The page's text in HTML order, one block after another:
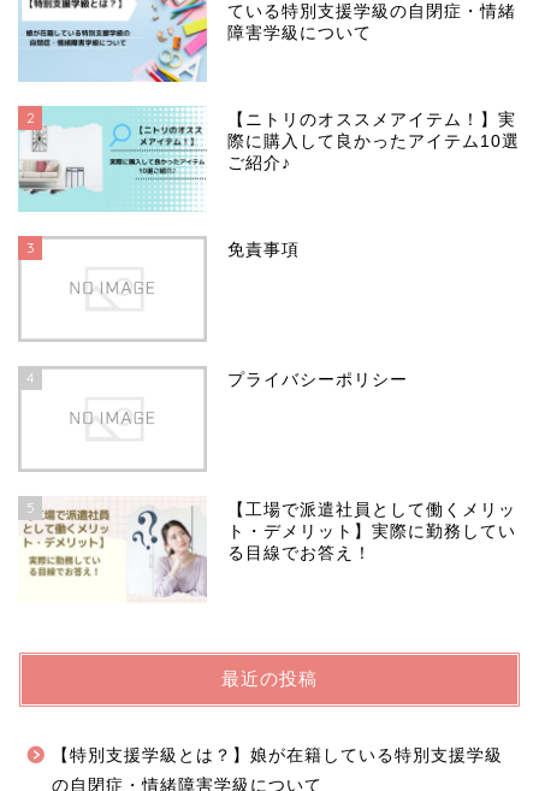
ている特別支援学級の自閉症・情緒
障害学級について
2
【ニトリのオススメアイテム！】実
際に購入して良かったアイテム10選
ご紹介♪
3 免責事項
4 プライバシーポリシー
5
【工場で派遣社員として働くメリッ
ト・デメリット】実際に勤務してい
る目線でお答え！
最近の投稿
【特別支援学級とは？】娘が在籍している特別支援学級
の自閉症・情緒障害学級について